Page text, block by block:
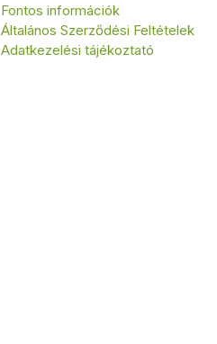
Fontos információk
Általános Szerződési Feltételek
Adatkezelési tájékoztató